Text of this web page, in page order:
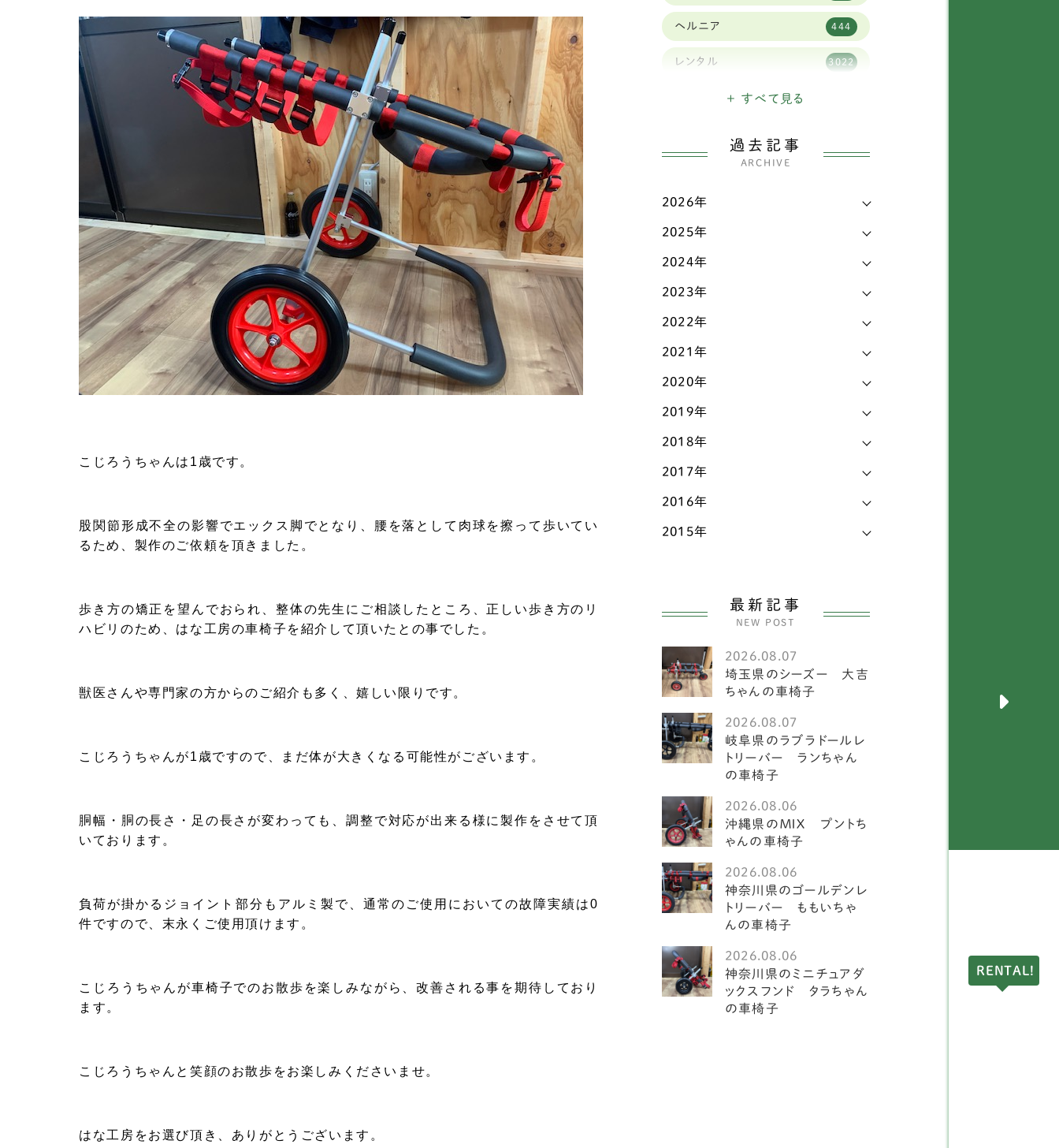
RENTAL!
こじろうちゃんは1歳です。
股関節形成不全の影響でエックス脚でとなり、腰を落として肉球を擦って歩いてい
るため、製作のご依頼を頂きました。
歩き方の矯正を望んでおられ、整体の先生にご相談したところ、正しい歩き方のリ
ハビリのため、はな工房の車椅子を紹介して頂いたとの事でした。
獣医さんや専門家の方からのご紹介も多く、嬉しい限りです。
こじろうちゃんが1歳ですので、まだ体が大きくなる可能性がございます。
胴幅・胴の長さ・足の長さが変わっても、調整で対応が出来る様に製作をさせて頂
いております。
負荷が掛かるジョイント部分もアルミ製で、通常のご使用においての故障実績は0
件ですので、末永くご使用頂けます。
こじろうちゃんが車椅子でのお散歩を楽しみながら、改善される事を期待しており
ます。
こじろうちゃんと笑顔のお散歩をお楽しみくださいませ。
はな工房をお選び頂き、ありがとうございます。
キャバリア 59
シーズー 84
ジャックラッセルテリア
チャイニーズ・クレステッ
チワワ
ティーカッププードル
トイプードル
ビションフリーゼ
ペキニーズ
ポメラニアン
ミニチュアピンシャー 26
ヨークシャーテリア
中型犬
アメリカンフォックスハウ
ンド
オーストラリアンキャトル
イングリッシュスプリンガ
ースパニエル
レークランドテリア
ベドリントンテリア 1
ミディアムプードル
琉球犬 2
ケアーンテリア
ヘルニア 444
レンタル 3022
三輪・四輪車椅子
こだわり
お知らせ
その他
+ すべて見る
過去記事
ARCHIVE
2026年
2025年
2024年
2023年
2022年
2021年
2020年
2019年
2018年
2017年
2016年
2015年
最新記事
NEW POST
2026.08.07
埼玉県のシーズー 大吉
ちゃんの車椅子
2026.08.07
岐阜県のラブラドールレ
トリーバー ランちゃん
の車椅子
2026.08.06
沖縄県のＭＩＸ プントち
ゃんの車椅子
2026.08.06
神奈川県のゴールデンレ
トリーバー ももいちゃ
んの車椅子
2026.08.06
神奈川県のミニチュアダ
ックスフンド タラちゃん
の車椅子